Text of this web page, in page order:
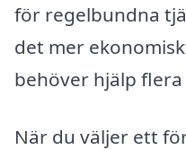
för regelbundna
det mer
behöver hjälp
När du väljer ett